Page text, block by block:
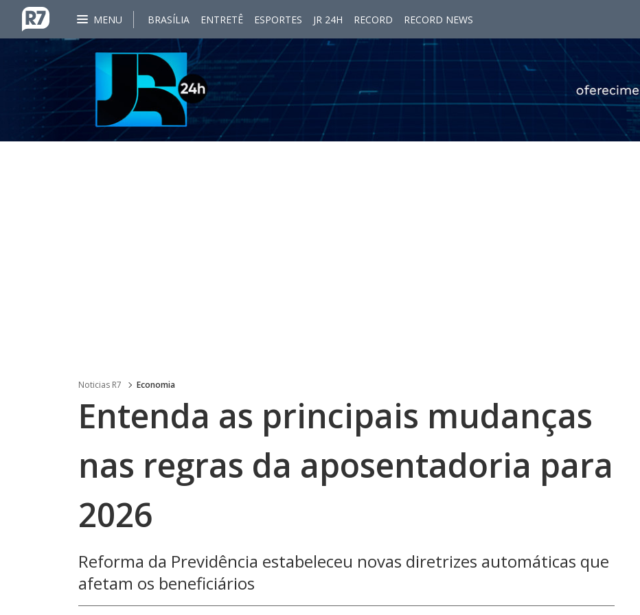
MENU BRASÍLIA ENTRETÊ ESPORTES JR 24H RECORD RECORD NEWS
Noticias R7 Economia
Entenda as principais mudanças
nas regras da aposentadoria para
2026
Reforma da Previdência estabeleceu novas diretrizes automáticas que
afetam os beneficiários